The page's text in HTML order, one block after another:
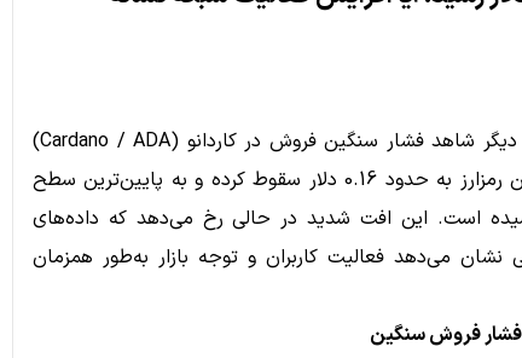
بازار ارزهای دیجیتال بار دیگر شاهد فشار سنگین فروش در کاردانو (Cardano / ADA)
است؛ جایی که قیمت این رمزارز به حدود 0.16 دلار سقوط کرده و به پایین‌ترین سطح
از دسامبر 2020 رسیده است. این افت شدید در حالی رخ می‌دهد که داده‌های
می‌دهد فعالیت کاربران و توجه بازار به‌طور همزمان